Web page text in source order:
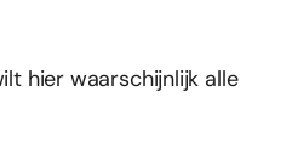
hier waarschijnlijk alle